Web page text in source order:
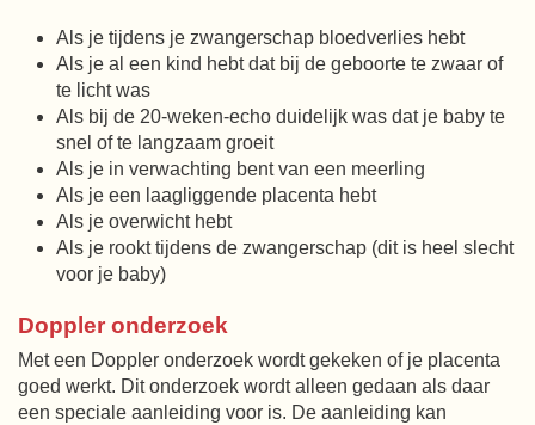
Als je tijdens je zwangerschap bloedverlies hebt
Als je al een kind hebt dat bij de geboorte te zwaar of
te licht was
Als bij de 20-weken-echo duidelijk was dat je baby te
snel of te langzaam groeit
Als je in verwachting bent van een meerling
Als je een laagliggende placenta hebt
Als je overwicht hebt
Als je rookt tijdens de zwangerschap (dit is heel slecht
voor je baby)
Doppler onderzoek
Met een Doppler onderzoek wordt gekeken of je placenta
goed werkt. Dit onderzoek wordt alleen gedaan als daar
een speciale aanleiding voor is. De aanleiding kan